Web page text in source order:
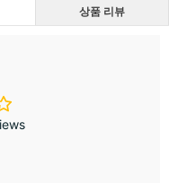
상품 리뷰